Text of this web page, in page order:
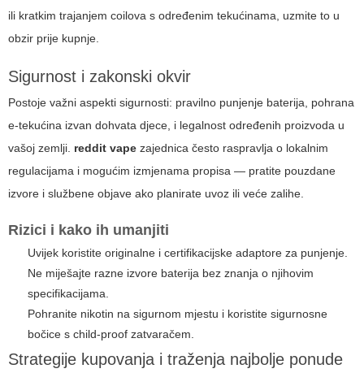
ili kratkim trajanjem coilova s određenim tekućinama, uzmite to u
obzir prije kupnje.
Sigurnost i zakonski okvir
Postoje važni aspekti sigurnosti: pravilno punjenje baterija, pohrana
e-tekućina izvan dohvata djece, i legalnost određenih proizvoda u
vašoj zemlji. reddit vape zajednica često raspravlja o lokalnim
regulacijama i mogućim izmjenama propisa — pratite pouzdane
izvore i službene objave ako planirate uvoz ili veće zalihe.
Rizici i kako ih umanjiti
Uvijek koristite originalne i certifikacijske adaptore za punjenje.
Ne miješajte razne izvore baterija bez znanja o njihovim
specifikacijama.
Pohranite nikotin na sigurnom mjestu i koristite sigurnosne
bočice s child-proof zatvaračem.
Strategije kupovanja i traženja najbolje ponude